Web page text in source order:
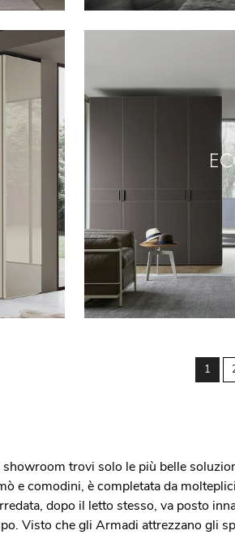
1
trovi solo le più belle
e comodini, è completata da
dopo il letto stesso, va posto
Visto che gli Armadi attrezzano gli